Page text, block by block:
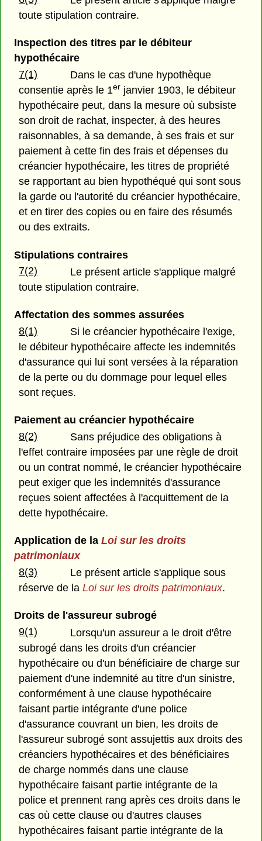
toute stipulation contraire.
Inspection des titres par le débiteur
hypothécaire
7(1)
Dans le cas d'une hypothèque
consentie après le 1er janvier 1903, le débiteur
hypothécaire peut, dans la mesure où subsiste
son droit de rachat, inspecter, à des heures
raisonnables, à sa demande, à ses frais et sur
paiement à cette fin des frais et dépenses du
créancier hypothécaire, les titres de propriété
se rapportant au bien hypothéqué qui sont sous
la garde ou l'autorité du créancier hypothécaire,
et en tirer des copies ou en faire des résumés
ou des extraits.
Stipulations contraires
7(2)
Le présent article s'applique malgré
toute stipulation contraire.
Affectation des sommes assurées
8(1)
Si le créancier hypothécaire l'exige,
le débiteur hypothécaire affecte les indemnités
d'assurance qui lui sont versées à la réparation
de la perte ou du dommage pour lequel elles
sont reçues.
Paiement au créancier hypothécaire
8(2)
Sans préjudice des obligations à
l'effet contraire imposées par une règle de droit
ou un contrat nommé, le créancier hypothécaire
peut exiger que les indemnités d'assurance
reçues soient affectées à l'acquittement de la
dette hypothécaire.
Application de la Loi sur les droits
patrimoniaux
8(3)
Le présent article s'applique sous
réserve de laLoi sur les droits patrimoniaux.
Droits de l'assureur subrogé
9(1)
Lorsqu'un assureur a le droit d'être
subrogé dans les droits d'un créancier
hypothécaire ou d'un bénéficiaire de charge sur
paiement d'une indemnité au titre d'un sinistre,
conformément à une clause hypothécaire
faisant partie intégrante d'une police
d'assurance couvrant un bien, les droits de
l'assureur subrogé sont assujettis aux droits des
créanciers hypothécaires et des bénéficiaires
de charge nommés dans une clause
hypothécaire faisant partie intégrante de la
police et prennent rang après ces droits dans le
cas où cette clause ou d'autres clauses
hypothécaires faisant partie intégrante de la